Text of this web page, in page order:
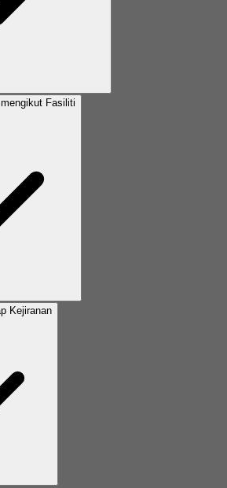
Fasiliti
Kejiranan